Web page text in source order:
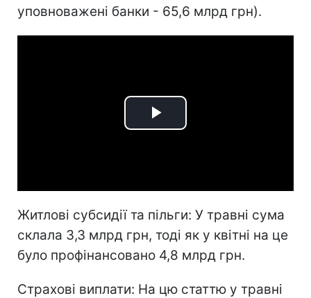
уповноважені банки - 65,6 млрд грн).
Play
Житлові субсидії та пільги: У травні сума
склала 3,3 млрд грн, тоді як у квітні на це
було профінансовано 4,8 млрд грн.
Страхові виплати: На цю статтю у травні